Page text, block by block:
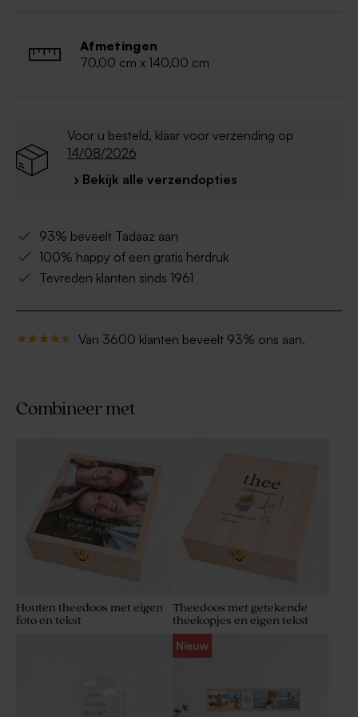
Afmetingen
70,00 cm x 140,00 cm
Voor u besteld, klaar voor verzending op
14/08/2026
› Bekijk alle verzendopties
93% beveelt Tadaaz aan
100% happy of een gratis herdruk
Tevreden klanten sinds 1961
Van 3600 klanten beveelt 93% ons aan.
Combineer met
Houten theedoos met eigen
foto en tekst
Theedoos met getekende
theekopjes en eigen tekst
Nieuw